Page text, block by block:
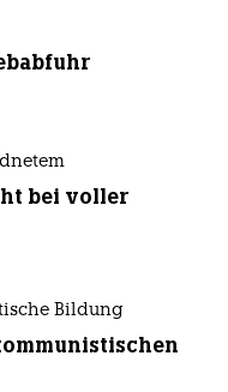
bei voller
Bildung